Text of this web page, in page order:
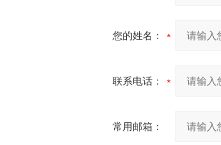
您的姓名：
联系电话：
常用邮箱：